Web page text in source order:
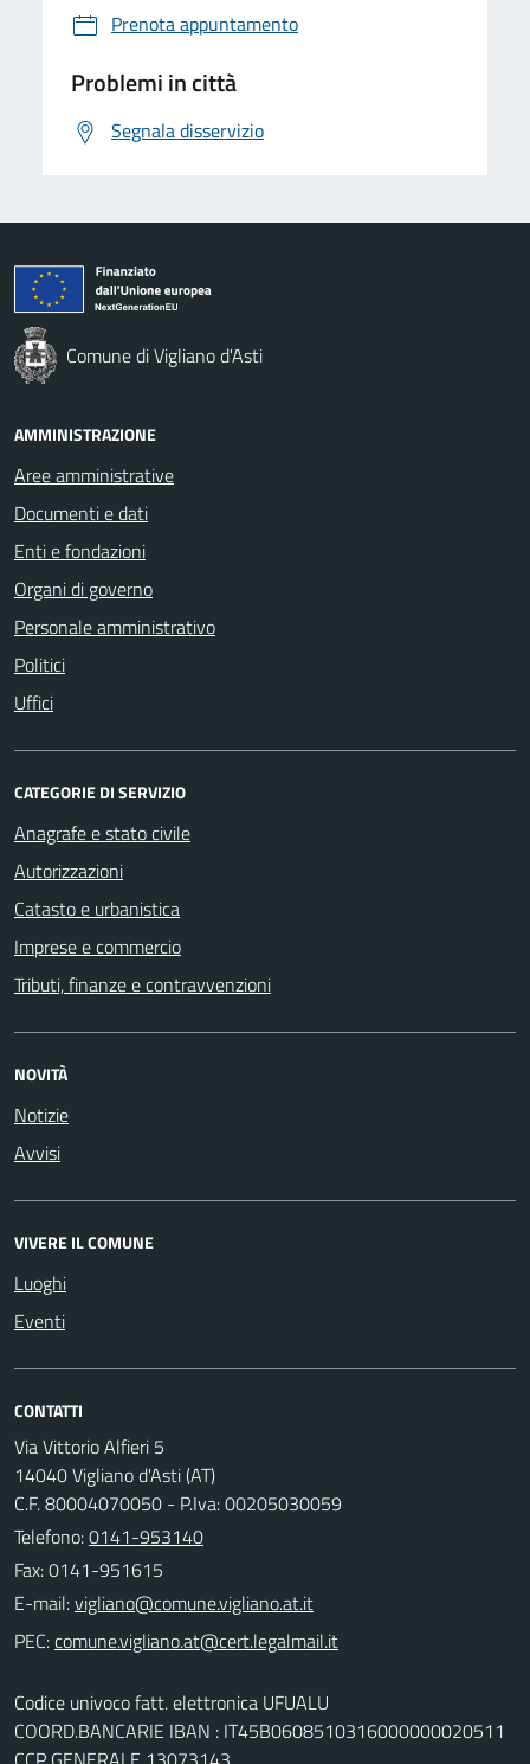
Prenota appuntamento
Problemi in città
Segnala disservizio
Comune di Vigliano d'Asti
AMMINISTRAZIONE
Aree amministrative
Documenti e dati
Enti e fondazioni
Organi di governo
Personale amministrativo
Politici
Uffici
CATEGORIE DI SERVIZIO
Anagrafe e stato civile
Autorizzazioni
Catasto e urbanistica
Imprese e commercio
Tributi, finanze e contravvenzioni
NOVITÀ
Notizie
Avvisi
VIVERE IL COMUNE
Luoghi
Eventi
CONTATTI
Via Vittorio Alfieri 5
14040 Vigliano d'Asti (AT)
C.F. 80004070050 - P.Iva: 00205030059
Telefono:0141-953140
Fax: 0141-951615
E-mail:
PEC:
Codice univoco fatt. elettronica UFUALU
COORD.BANCARIE IBAN : IT45B0608510316000000020511